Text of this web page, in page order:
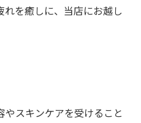
れを癒しに、当店にお越し
スキンケアを受けること